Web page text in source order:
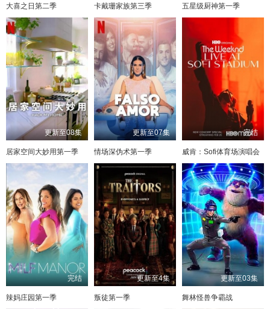
大喜之日第二季 卡戴珊家族第三季 五星级厨神第一季
更新至08集
居家空间大妙用第一季
更新至07集
情场深伪术第一季
完结
威肯：Sofi体育场演唱会
完结
辣妈庄园第一季
更新至4集
叛徒第一季
更新至03集
舞林怪兽争霸战